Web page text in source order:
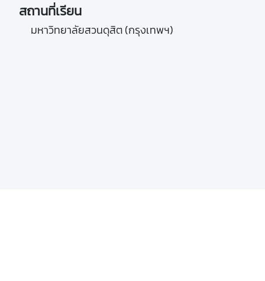
สถานที่เรียน
มหาวิทยาลัยสวนดุสิต (กรุงเทพฯ)